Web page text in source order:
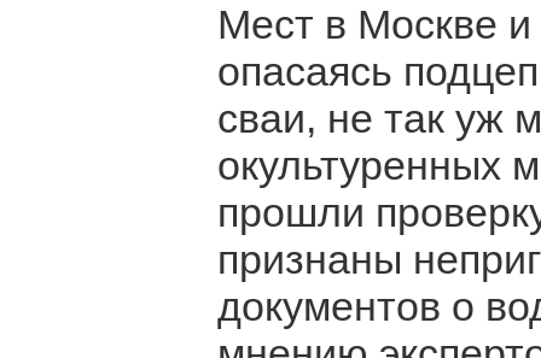
Мест в Москве
опасаясь
сваи, не так уж
окультуренных
прошли
признаны
документов о